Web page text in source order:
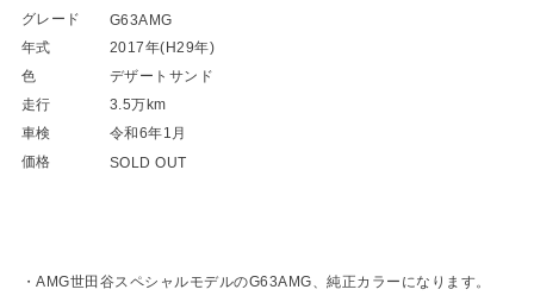
グレード
G63AMG
年式
2017年(H29年)
色
デザートサンド
走行
3.5万km
車検
令和6年1月
価格
SOLD OUT
・AMG世田谷スペシャルモデルのG63AMG、純正カラーになります。